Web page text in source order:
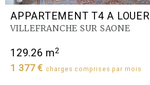
APPARTEMENT T4 A LOUER
VILLEFRANCHE SUR SAONE
129.26 m2
1 377 € charges comprises par mois